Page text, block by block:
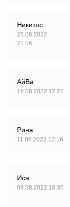
Никитос
25.08.2022
21:06
АйВа
16.08.2022 12:22
Рина
11.08.2022 12:16
Иса
08.08.2022 18:36